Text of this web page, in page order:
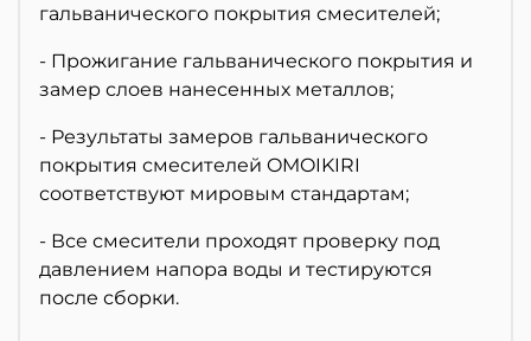
гальванического покрытия смесителей;
- Прожигание гальванического покрытия и
замер слоев нанесенных металлов;
- Результаты замеров гальванического
покрытия смесителей OMOIKIRI
соответствуют мировым стандартам;
- Все смесители проходят проверку под
давлением напора воды и тестируются
после сборки.